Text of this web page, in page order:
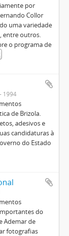
por
Collor
uma variedade
entre outros.
o programa de
1994
de Brizola.
adesivos e
candidaturas à
do Estado
do
Ademar de
fotografias